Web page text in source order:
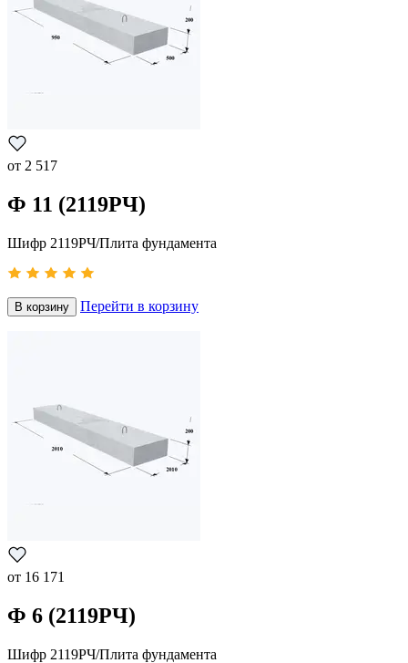
от 2 517
Ф 11 (2119РЧ)
Шифр 2119РЧ/Плита фундамента
В корзину Перейти в корзину
от 16 171
Ф 6 (2119РЧ)
Шифр 2119РЧ/Плита фундамента